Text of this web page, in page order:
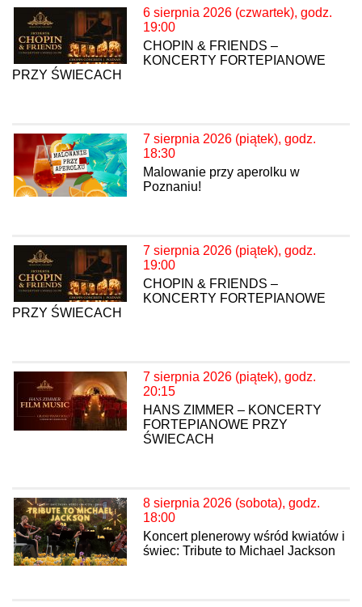
6 sierpnia 2026 (czwartek), godz.
19:00
CHOPIN & FRIENDS –
KONCERTY FORTEPIANOWE
PRZY ŚWIECACH
7 sierpnia 2026 (piątek), godz.
18:30
Malowanie przy aperolku w
Poznaniu!
7 sierpnia 2026 (piątek), godz.
19:00
CHOPIN & FRIENDS –
KONCERTY FORTEPIANOWE
PRZY ŚWIECACH
7 sierpnia 2026 (piątek), godz.
20:15
HANS ZIMMER – KONCERTY
FORTEPIANOWE PRZY
ŚWIECACH
8 sierpnia 2026 (sobota), godz.
18:00
Koncert plenerowy wśród kwiatów i
świec: Tribute to Michael Jackson